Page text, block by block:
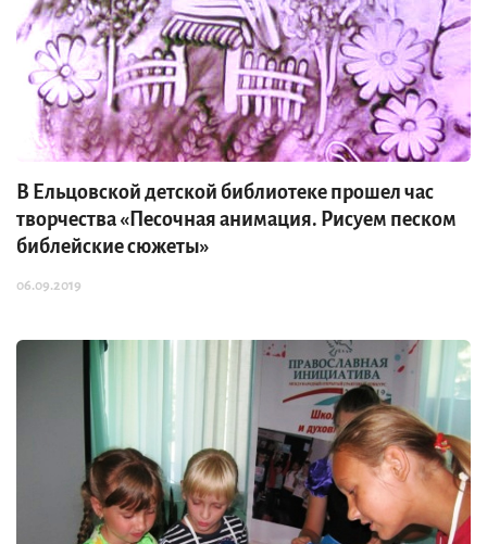
В Ельцовской детской библиотеке прошел час
творчества «Песочная анимация. Рисуем песком
библейские сюжеты»
06.09.2019